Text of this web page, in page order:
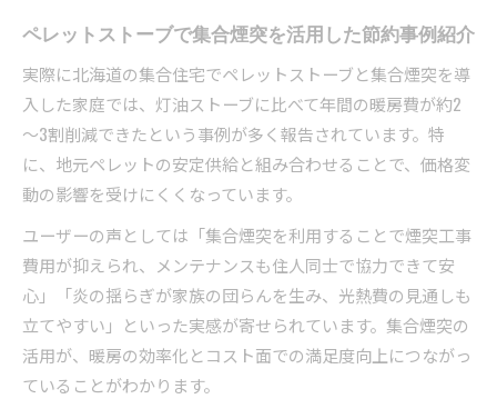
ペレットストーブで集合煙突を活用した節約事例紹介
実際に北海道の集合住宅でペレットストーブと集合煙突を導
入した家庭では、灯油ストーブに比べて年間の暖房費が約2
～3割削減できたという事例が多く報告されています。特
に、地元ペレットの安定供給と組み合わせることで、価格変
動の影響を受けにくくなっています。
ユーザーの声としては「集合煙突を利用することで煙突工事
費用が抑えられ、メンテナンスも住人同士で協力できて安
心」「炎の揺らぎが家族の団らんを生み、光熱費の見通しも
立てやすい」といった実感が寄せられています。集合煙突の
活用が、暖房の効率化とコスト面での満足度向上につながっ
ていることがわかります。